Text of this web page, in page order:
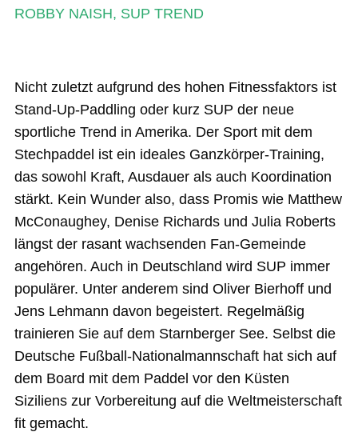
Mein Konto
ROBBY NAISH, SUP TREND
Nicht zuletzt aufgrund des hohen Fitnessfaktors ist
Stand-Up-Paddling oder kurz SUP der neue
sportliche Trend in Amerika. Der Sport mit dem
Stechpaddel ist ein ideales Ganzkörper-Training,
das sowohl Kraft, Ausdauer als auch Koordination
stärkt. Kein Wunder also, dass Promis wie Matthew
McConaughey, Denise Richards und Julia Roberts
längst der rasant wachsenden Fan-Gemeinde
angehören. Auch in Deutschland wird SUP immer
populärer. Unter anderem sind Oliver Bierhoff und
Jens Lehmann davon begeistert. Regelmäßig
trainieren Sie auf dem Starnberger See. Selbst die
Deutsche Fußball-Nationalmannschaft hat sich auf
dem Board mit dem Paddel vor den Küsten
Siziliens zur Vorbereitung auf die Weltmeisterschaft
fit gemacht.